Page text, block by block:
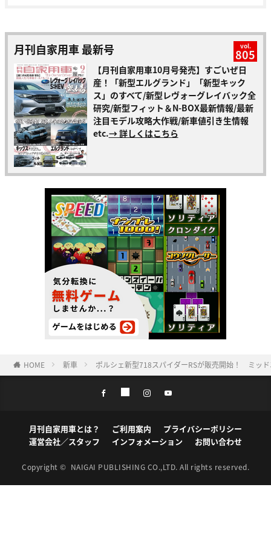
月刊自家用車 最新号 vol.
805
【月刊自家用車10月号発売】すごいぜ日
産！「新型エルグランド」「新型キック
ス」のすべて/新型レヴォーグレイバック全
研究/新型フィット＆N-BOX最新情報/最新
注目モデル攻略大作戦/新車値引き生情報
etc.→ 詳しくはこちら
HOME 新車 ポルシェ新型718スパイダーRSが販売開始！ ミッ
月刊自家用車とは？ ご利用案内
プライバシーポリシー
運営会社／スタッフ
インフォメーション お問い合わせ
Copyright © NAIGAI PUBLISHING CO.,LTD. All rights reserved.